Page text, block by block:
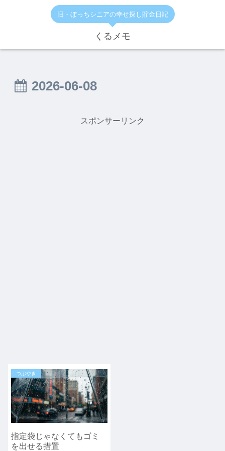
旧・ぼっちシニアの幸せ探し貯金日記
くるメモ
2026-06-08
スポンサーリンク
つぶやき
指定袋じゃなくてもゴミ
を出せる措置